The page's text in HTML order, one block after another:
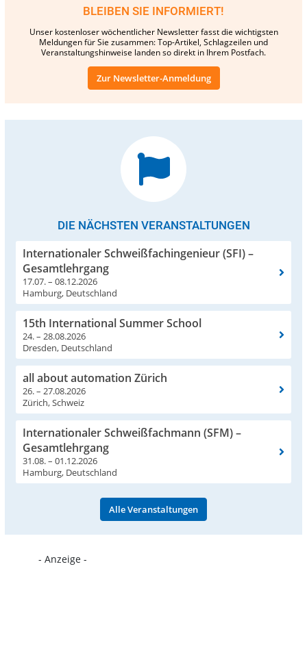
BLEIBEN SIE INFORMIERT!
Unser kostenloser wöchentlicher Newsletter fasst die wichtigsten
Meldungen für Sie zusammen: Top-Artikel, Schlagzeilen und
Veranstaltungshinweise landen so direkt in Ihrem Postfach.
Zur Newsletter-Anmeldung
DIE NÄCHSTEN VERANSTALTUNGEN
Internationaler Schweißfachingenieur (SFI) –
Gesamtlehrgang
17.07. – 08.12.2026
Hamburg, Deutschland
15th International Summer School
24. – 28.08.2026
Dresden, Deutschland
all about automation Zürich
26. – 27.08.2026
Zürich, Schweiz
Internationaler Schweißfachmann (SFM) –
Gesamtlehrgang
31.08. – 01.12.2026
Hamburg, Deutschland
Alle Veranstaltungen
- Anzeige -